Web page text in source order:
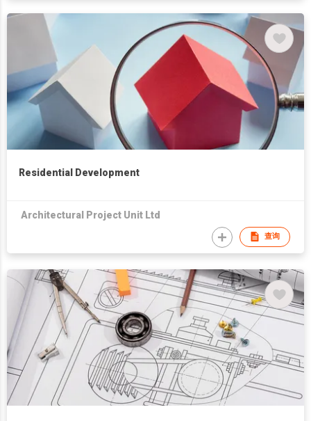
Residential Development
Architectural Project Unit Ltd
查询